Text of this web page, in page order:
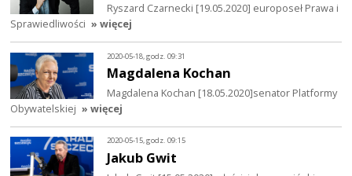
Ryszard Czarnecki [19.05.2020] europoseł Prawa i
Sprawiedliwości » więcej
2020-05-18, godz. 09:31
Magdalena Kochan
Magdalena Kochan [18.05.2020]senator Platformy
Obywatelskiej » więcej
2020-05-15, godz. 09:15
Jakub Gwit